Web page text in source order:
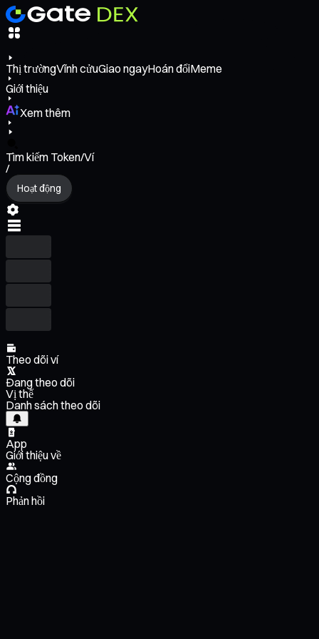
Thị trườngVĩnh cửuGiao ngayHoán đổiMeme
Giới thiệu
Xem thêm
Tìm kiếm Token/Ví
/
Hoạt động
Theo dõi ví
Đang theo dõi
Vị thế
Danh sách theo dõi
App
Giới thiệu về
Cộng đồng
Phản hồi